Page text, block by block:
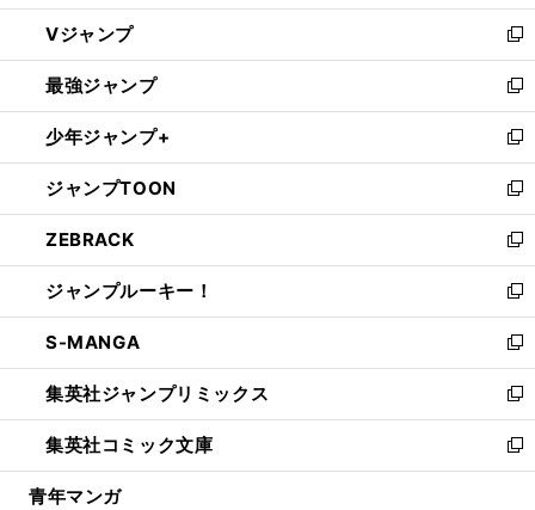
ウ
ィ
ン
ド
ウ
で
開
く
し
い
ウ
ィ
ン
ド
ウ
で
開
く
Vジャンプ
新
し
い
ウ
ィ
ン
ド
ウ
で
開
く
最強ジャンプ
新
し
い
ウ
ィ
ン
ド
ウ
で
開
く
少年ジャンプ+
新
し
い
ウ
ィ
ン
ド
ウ
で
開
く
ジャンプTOON
新
し
い
ウ
ィ
ン
ド
ウ
で
開
く
ZEBRACK
新
し
い
ウ
ィ
ン
ド
ウ
で
開
ジャンプルーキー！
新
し
い
ウ
ィ
ン
ド
ウ
S-MANGA
新
し
い
ウ
ィ
ン
集英社ジャンプリミックス
新
し
い
ウ
集英社コミック文庫
新
し
青年マンガ